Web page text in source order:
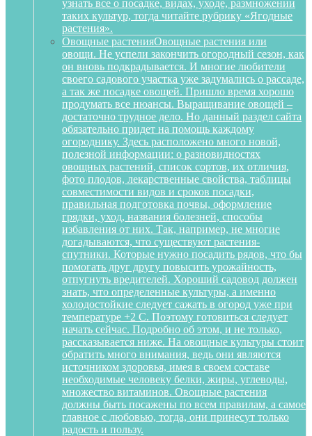
узнать все о посадке, видах, уходе, размножении
таких культур, тогда читайте рубрику «Ягодные
растения».
Овощные растенияОвощные растения или
овощи. Не успели закончить огородный сезон, как
он вновь подкрадывается. И многие любители
своего садового участка уже задумались о рассаде,
а так же посадке овощей. Пришло время хорошо
продумать все нюансы. Выращивание овощей –
достаточно трудное дело. Но данный раздел сайта
обязательно придет на помощь каждому
огороднику. Здесь расположено много новой,
полезной информации: о разновидностях
овощных растений, список сортов, их отличия,
фото плодов, лекарственные свойства, таблицы
совместимости видов и сроков посадки,
правильная подготовка почвы, оформление
грядки, уход, названия болезней, способы
избавления от них. Так, например, не многие
догадываются, что существуют растения-
спутники. Которые нужно посадить рядов, что бы
помогать друг другу повысить урожайность,
отпугнуть вредителей. Хороший садовод должен
знать, что определенные культуры, а именно
холодостойкие следует сажать в огород уже при
температуре +2 С. Поэтому готовиться следует
начать сейчас. Подробно об этом, и не только,
рассказывается ниже. На овощные культуры стоит
обратить много внимания, ведь они являются
источником здоровья, имея в своем составе
необходимые человеку белки, жиры, углеводы,
множество витаминов. Овощные растения
должны быть посажены по всем правилам, а самое
главное с любовью, тогда, они принесут только
радость и пользу.